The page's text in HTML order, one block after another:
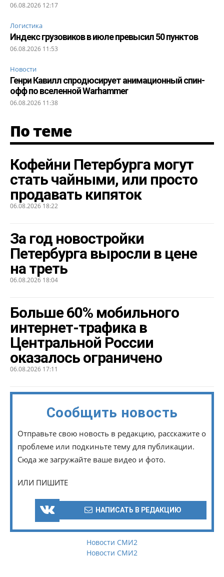
06.08.2026 12:17
Логистика
Индекс грузовиков в июле превысил 50 пунктов
06.08.2026 11:53
Новости
Генри Кавилл спродюсирует анимационный спин-
офф по вселенной Warhammer
06.08.2026 11:38
По теме
Кофейни Петербурга могут
стать чайными, или просто
продавать кипяток
06.08.2026 18:22
За год новостройки
Петербурга выросли в цене
на треть
06.08.2026 18:04
Больше 60% мобильного
интернет-трафика в
Центральной России
оказалось ограничено
06.08.2026 17:11
Сообщить новость
Отправьте свою новость в редакцию, расскажите о
проблеме или подкиньте тему для публикации.
Сюда же загружайте ваше видео и фото.
ИЛИ ПИШИТЕ
НАПИСАТЬ В РЕДАКЦИЮ
Новости СМИ2
Новости СМИ2